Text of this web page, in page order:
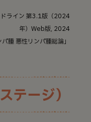
ドライン 第3.1版（2024
年）Web版, 2024
腫 悪性リンパ腫総論」
テージ）